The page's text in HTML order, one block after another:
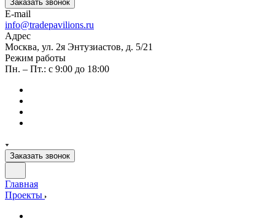
Заказать звонок
E-mail
info@tradepavilions.ru
Адрес
Москва, ул. 2я Энтузиастов, д. 5/21
Режим работы
Пн. – Пт.: с 9:00 до 18:00
Заказать звонок
Главная
Проекты